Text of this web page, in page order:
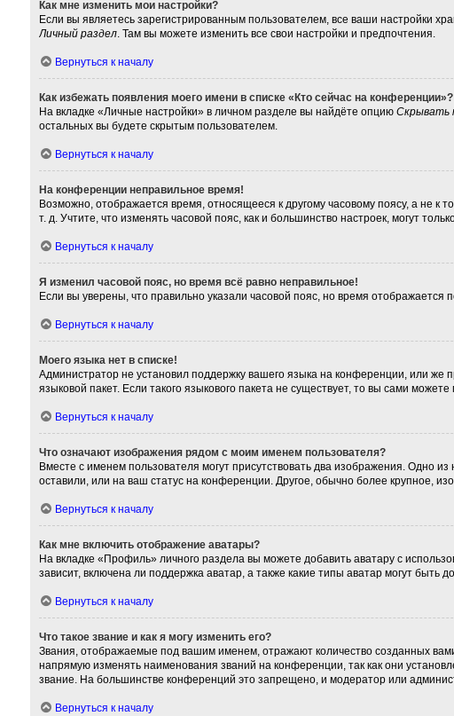
Как мне изменить мои настройки?
Если вы являетесь зарегистрированным пользователем, все ваши настройки
Личный раздел. Там вы можете изменить все свои настройки и предпочтения.
Вернуться к началу
Как избежать появления моего имени в списке «Кто сейчас на конференции»?
На вкладке «Личные настройки» в личном разделе вы найдёте опцию Скрывать
остальных вы будете скрытым пользователем.
Вернуться к началу
На конференции неправильное время!
Возможно, отображается время, относящееся к другому часовому поясу, а не к
т. д. Учтите, что изменять часовой пояс, как и большинство настроек, могут
Вернуться к началу
Я изменил часовой пояс, но время всё равно неправильное!
Если вы уверены, что правильно указали часовой пояс, но время
Вернуться к началу
Моего языка нет в списке!
Администратор не установил поддержку вашего языка на конференции, или
языковой пакет. Если такого языкового пакета не существует, то вы сами
Вернуться к началу
Что означают изображения рядом с моим именем пользователя?
Вместе с именем пользователя могут присутствовать два изображения. Одно
оставили, или на ваш статус на конференции. Другое, обычно более крупное,
Вернуться к началу
Как мне включить отображение аватары?
На вкладке «Профиль» личного раздела вы можете добавить аватару с
зависит, включена ли поддержка аватар, а также какие типы аватар могут
Вернуться к началу
Что такое звание и как я могу изменить его?
Звания, отображаемые под вашим именем, отражают количество созданных
напрямую изменять наименования званий на конференции, так как они
звание. На большинстве конференций это запрещено, и модератор или
Вернуться к началу